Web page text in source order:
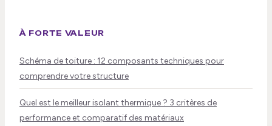
À FORTE VALEUR
Schéma de toiture : 12 composants techniques pour
comprendre votre structure
Quel est le meilleur isolant thermique ? 3 critères de
performance et comparatif des matériaux